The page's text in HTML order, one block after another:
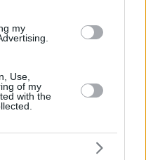
my
Use,
of my
with the